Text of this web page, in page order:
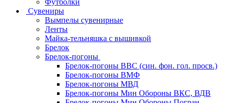
Сувениры
Вымпелы сувенирные
Ленты
Майка-тельняшка с вышивкой
Брелок
Брелок-погоны
Брелок-погоны ВВС (син. фон. гол. просв.)
Брелок-погоны ВМФ
Брелок-погоны МВД
Брелок-погоны Мин Обороны ВКС, ВДВ